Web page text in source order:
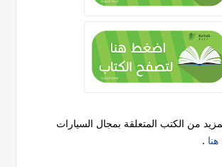
من الكتب المتعلقة بمجال السيارات
.